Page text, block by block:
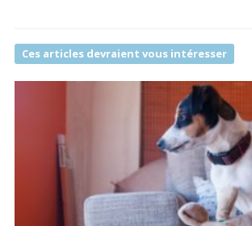
Ces articles devraient vous intéresser